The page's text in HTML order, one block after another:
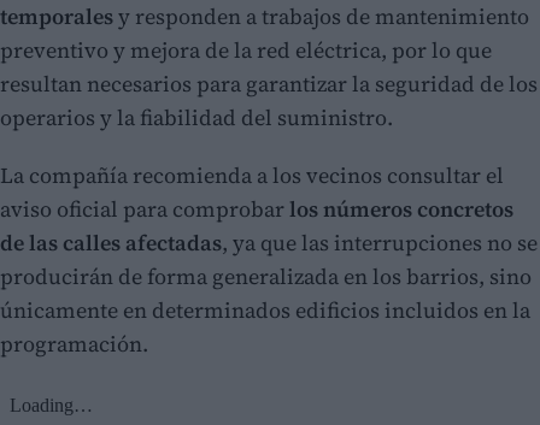
temporalesy responden a trabajos de mantenimiento
preventivo y mejora de la red eléctrica, por lo que
resultan necesarios para garantizar la seguridad de los
operarios y la fiabilidad del suministro.
La compañía recomienda a los vecinos consultar el
aviso oficial para comprobarlos números concretos
de las calles afectadas, ya que las interrupciones no se
producirán de forma generalizada en los barrios, sino
únicamente en determinados edificios incluidos en la
programación.